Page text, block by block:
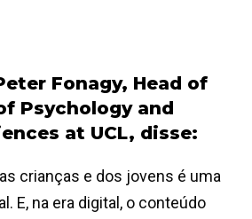
Fonagy, Head of
Psychology and
at UCL, disse:
crianças e dos jovens é uma
E, na era digital, o conteúdo